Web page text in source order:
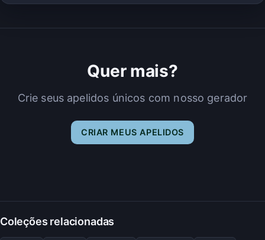
Quer mais?
Crie seus apelidos únicos com nosso gerador
CRIAR MEUS APELIDOS
Coleções relacionadas